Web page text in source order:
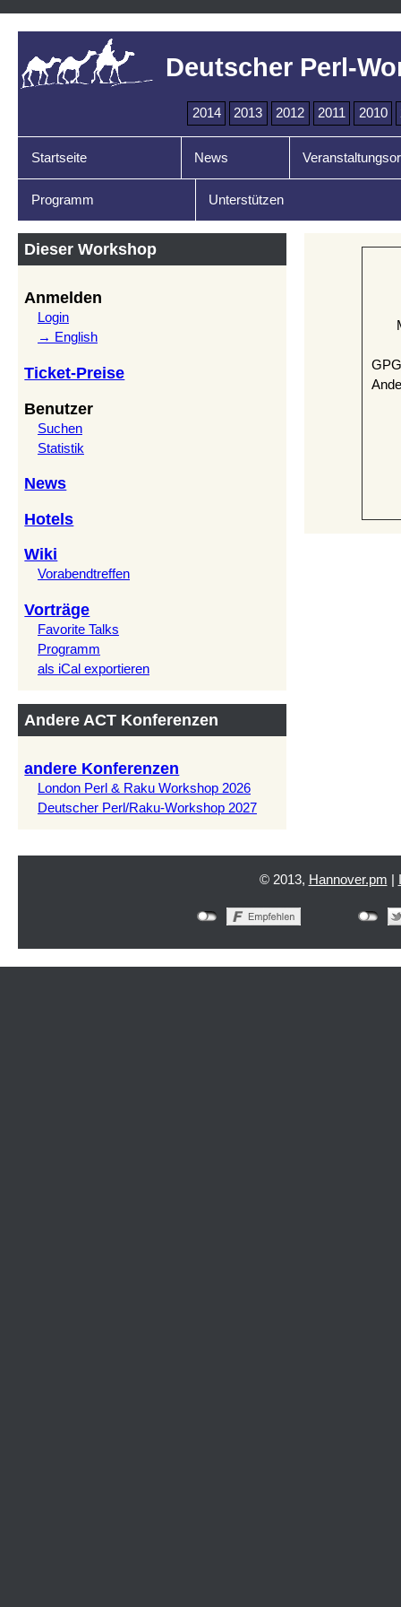
Deutscher Perl-
2014 2013 2012 2011 2010
Startseite News
Programm Unterstützen
Dieser Workshop
Anmelden
Login
→ English
Ticket-Preise
Benutzer
Suchen
Statistik
News
Hotels
Wiki
Vorabendtreffen
Vorträge
Favorite Talks
Programm
als iCal exportieren
Andere ACT Konferenzen
andere Konferenzen
London Perl & Raku Workshop 2026
Deutscher Perl/Raku-Workshop 2027
© 2013, Hannover.pm